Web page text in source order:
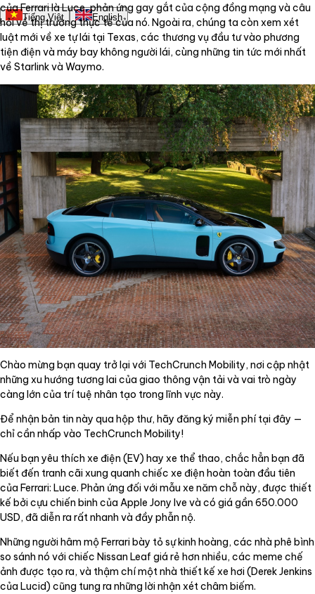
Tiếng Việt English
của Ferrari là Luce, phản ứng gay gắt của cộng đồng mạng và câu
hỏi về thị trường thực tế của nó. Ngoài ra, chúng ta còn xem xét
luật mới về xe tự lái tại Texas, các thương vụ đầu tư vào phương
tiện điện và máy bay không người lái, cùng những tin tức mới nhất
về Starlink và Waymo.
Chào mừng bạn quay trở lại với TechCrunch Mobility, nơi cập nhật
những xu hướng tương lai của giao thông vận tải và vai trò ngày
càng lớn của trí tuệ nhân tạo trong lĩnh vực này.
Để nhận bản tin này qua hộp thư, hãy đăng ký miễn phí tại đây —
chỉ cần nhấp vào TechCrunch Mobility!
Nếu bạn yêu thích xe điện (EV) hay xe thể thao, chắc hẳn bạn đã
biết đến tranh cãi xung quanh chiếc xe điện hoàn toàn đầu tiên
của Ferrari: Luce. Phản ứng đối với mẫu xe năm chỗ này, được thiết
kế bởi cựu chiến binh của Apple Jony Ive và có giá gần 650.000
USD, đã diễn ra rất nhanh và đầy phẫn nộ.
Những người hâm mộ Ferrari bày tỏ sự kinh hoàng, các nhà phê bình
so sánh nó với chiếc Nissan Leaf giá rẻ hơn nhiều, các meme chế
ảnh được tạo ra, và thậm chí một nhà thiết kế xe hơi (Derek Jenkins
của Lucid) cũng tung ra những lời nhận xét châm biếm.